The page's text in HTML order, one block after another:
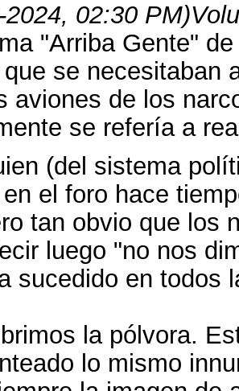
2024, 02:30 PM)
"Arriba Gente"
que se necesitaban
aviones de los
se refería a
(del sistema
en el foro hace
tan obvio que los
luego "no nos
sucedido en todos
la pólvora.
lo mismo